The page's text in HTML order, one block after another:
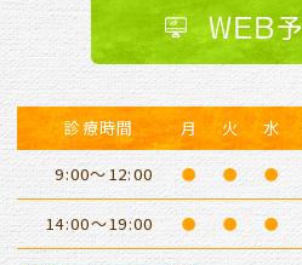
WEB
診療時間 月 火 水
9:00～12:00
● ● ●
14:00～19:00 ● ● ●